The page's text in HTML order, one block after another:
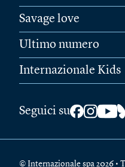
Savage love
Ultimo numero
Internazionale Kids
Seguici su
© Internazionale spa 2026